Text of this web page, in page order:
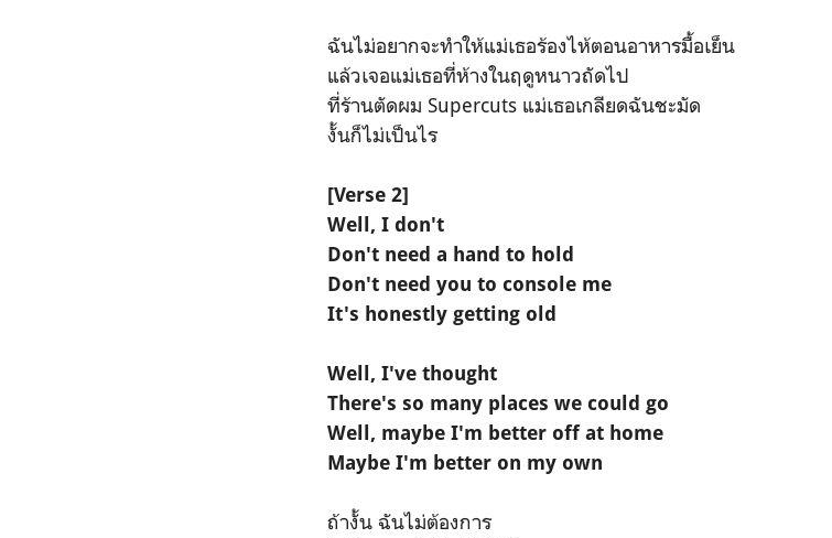
ฉันไม่อยากจะทำให้แม่เธอร้องไห้ตอนอาหารมื้อเย็น
แล้วเจอแม่เธอที่ห้างในฤดูหนาวถัดไป
ที่ร้านตัดผม Supercuts แม่เธอเกลียดฉันชะมัด
งั้นก็ไม่เป็นไร
[Verse 2]
Well, I don't
Don't need a hand to hold
Don't need you to console me
It's honestly getting old
Well, I've thought
There's so many places we could go
Well, maybe I'm better off at home
Maybe I'm better on my own
ถ้างั้น ฉันไม่ต้องการ